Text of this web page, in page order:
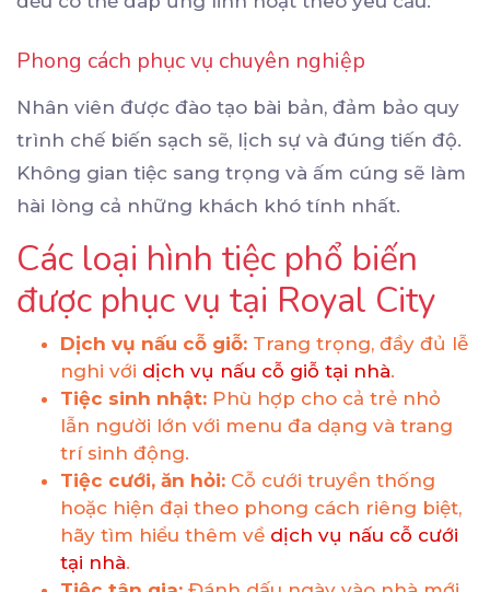
Phong cách phục vụ chuyên nghiệp
Nhân viên được đào tạo bài bản, đảm bảo quy
trình chế biến sạch sẽ, lịch sự và đúng tiến độ.
Không gian tiệc sang trọng và ấm cúng sẽ làm
hài lòng cả những khách khó tính nhất.
Các loại hình tiệc phổ biến
được phục vụ tại Royal City
Dịch vụ nấu cỗ giỗ: Trang trọng, đầy đủ lễ
nghi với dịch vụ nấu cỗ giỗ tại nhà.
Tiệc sinh nhật: Phù hợp cho cả trẻ nhỏ
lẫn người lớn với menu đa dạng và trang
trí sinh động.
Tiệc cưới, ăn hỏi: Cỗ cưới truyền thống
hoặc hiện đại theo phong cách riêng biệt,
hãy tìm hiểu thêm về dịch vụ nấu cỗ cưới
tại nhà.